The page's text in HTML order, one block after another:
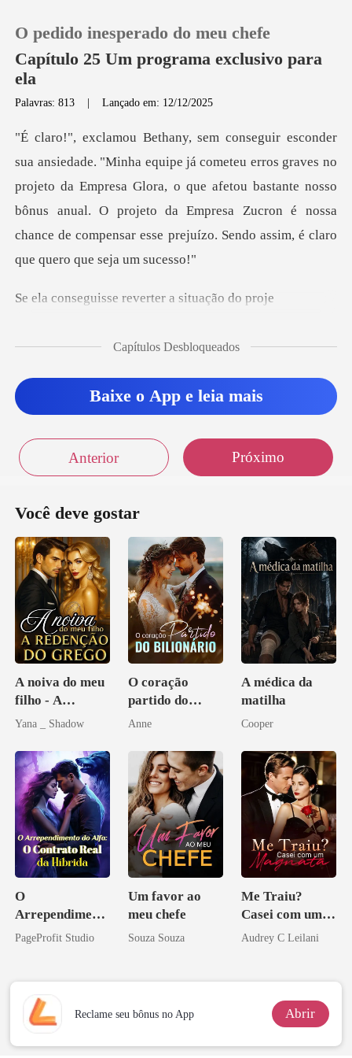
Loja
Histórico
Baixar App
O pedido inesperado do meu chefe
Capítulo 25 Um programa exclusivo para
ela
Palavras: 813 |Lançado em: 12/12/2025
graves no
projeto da Empresa Glora, o que afetou bastante nosso
bônus anual. O projeto da Empresa Z
sse reverter a
Capítulos Desbloqueados
Baixe o App e leia mais
Anterior Próximo
Você deve gostar
A noiva do meu
filho - A
Redenção do
Yana _ Shadow
O coração
partido do
bilionário
Anne
A médica da
matilha
Cooper
O
Arrependiment
o do Alfa: O
PageProfit Studio
Um favor ao
meu chefe
Souza Souza
Me Traiu?
Casei com um
Magnata
Audrey C Leilani
Reclame seu bônus no App Abrir